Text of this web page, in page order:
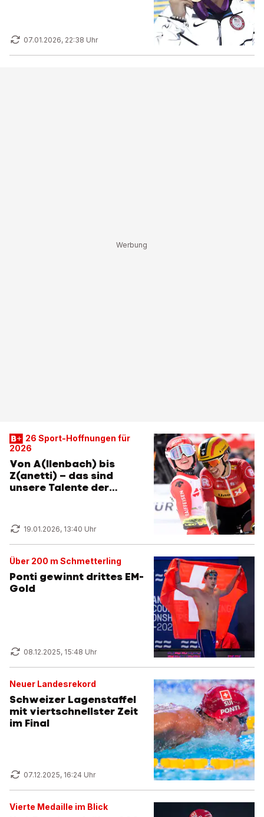
07.01.2026, 22:38 Uhr
26 Sport-Hoffnungen für
2026
Von A(llenbach) bis
Z(anetti) – das sind
unsere Talente der
19.01.2026, 13:40 Uhr
Über 200 m Schmetterling
Ponti gewinnt drittes EM-
Gold
08.12.2025, 15:48 Uhr
Neuer Landesrekord
Schweizer Lagenstaffel
mit viertschnellster Zeit
im Final
07.12.2025, 16:24 Uhr
Vierte Medaille im Blick